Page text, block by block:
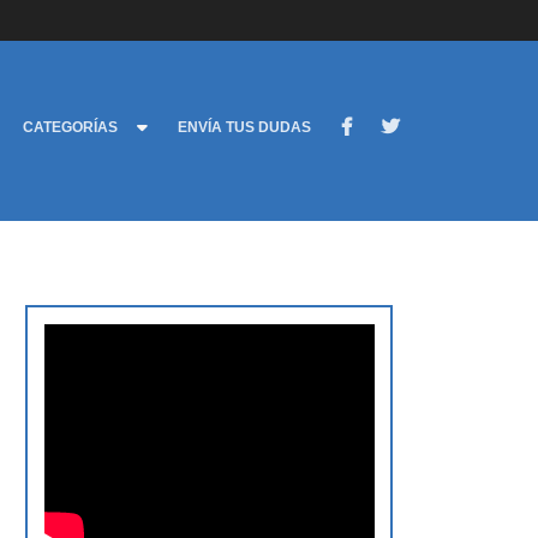
CATEGORÍAS ENVÍA TUS DUDAS